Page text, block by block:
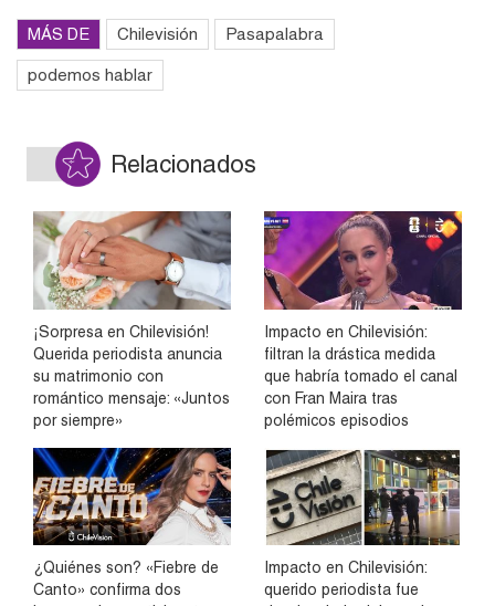
MÁS DE Chilevisión Pasapalabra
podemos hablar
Relacionados
¡Sorpresa en Chilevisión!
Querida periodista anuncia
su matrimonio con
romántico mensaje: «Juntos
por siempre»
Impacto en Chilevisión:
filtran la drástica medida
que habría tomado el canal
con Fran Maira tras
polémicos episodios
¿Quiénes son? «Fiebre de
Canto» confirma dos
Impacto en Chilevisión:
querido periodista fue